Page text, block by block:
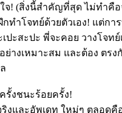
จ! (สิ่งนี้สำคัญที่สุด ไม่ทำคือ
กทำโจทย์ด้วยตัวเอง! แต่กา
ปะสะปะ พี่จะคอย วางโจทย์
ย่างเหมาะสม และต้อง ตรง
ครั้งชนะร้อยครั้ง!
งและอัพเดท ใหม่ๆ ตลอดคื